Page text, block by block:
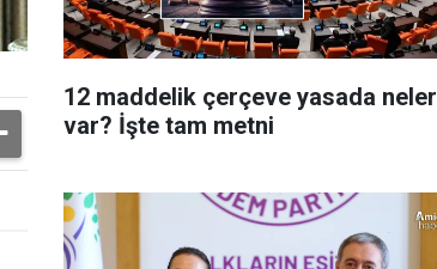
12 maddelik çerçeve yasada neler
var? İşte tam metni